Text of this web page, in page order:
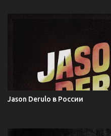
Jason Derulo в России